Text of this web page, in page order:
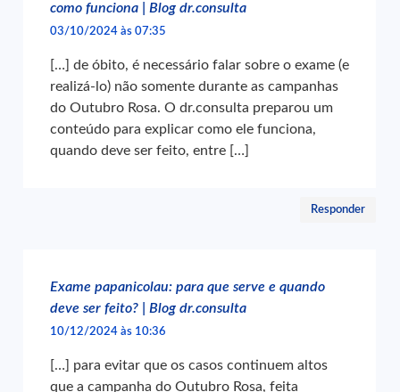
como funciona | Blog dr.consulta
03/10/2024 às 07:35
[…] de óbito, é necessário falar sobre o exame (e
realizá-lo) não somente durante as campanhas
do Outubro Rosa. O dr.consulta preparou um
conteúdo para explicar como ele funciona,
quando deve ser feito, entre […]
Responder
Exame papanicolau: para que serve e quando
deve ser feito? | Blog dr.consulta
10/12/2024 às 10:36
[…] para evitar que os casos continuem altos
que a campanha do Outubro Rosa, feita